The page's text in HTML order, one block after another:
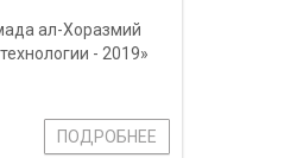
ал-Хоразмий
- 2019»
ПОДРОБНЕЕ